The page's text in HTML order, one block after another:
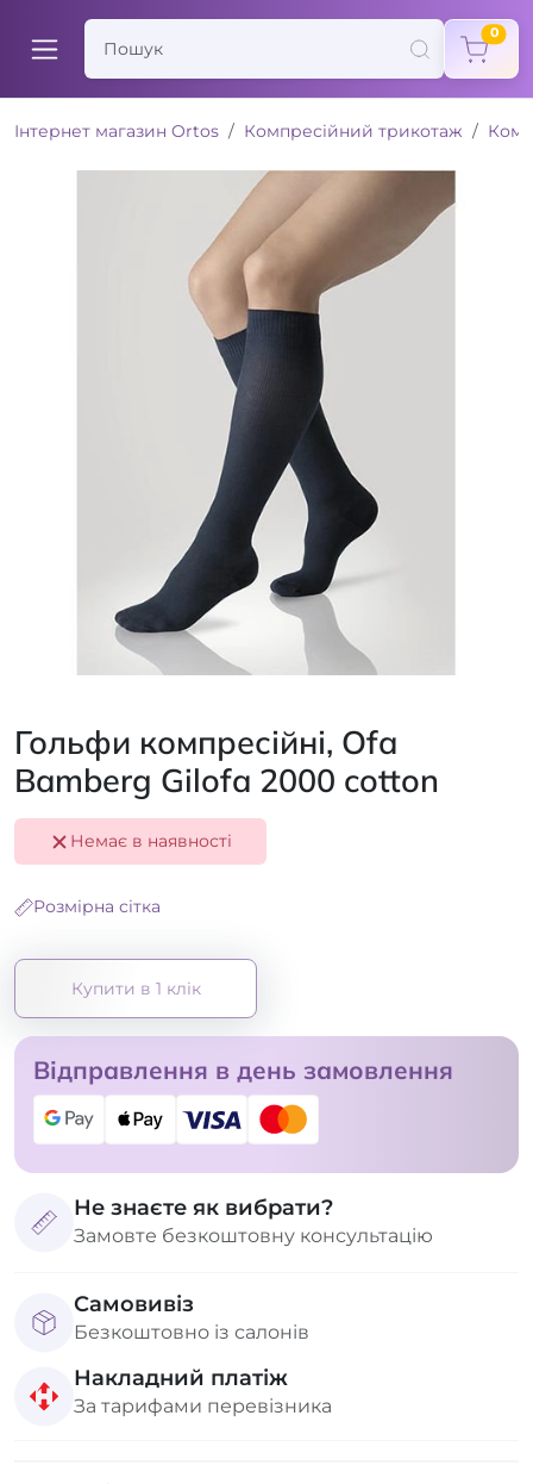
0
Інтернет магазин Ortos Компресійний трикотаж
Гольфи компресійні, Ofa
Bamberg Gilofa 2000 cotton
Немає в наявності
Розмірна сітка
Купити в 1 клік
Відправлення в день замовлення
Не знаєте як вибрати?
Замовте безкоштовну консультацію
Самовивіз
Безкоштовно із салонів
Накладний платіж
За тарифами перевізника